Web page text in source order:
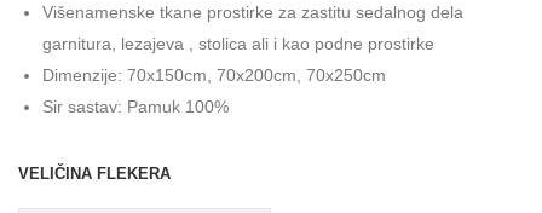
×21
Višenamenske tkane prostirke za zastitu sedalnog dela
garnitura, lezajeva , stolica ali i kao podne prostirke
Dimenzije: 70x150cm, 70x200cm, 70x250cm
Sir sastav: Pamuk 100%
VELIČINA FLEKERA